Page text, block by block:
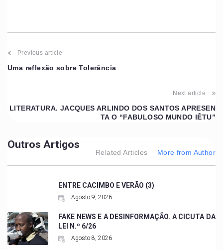
Previous article
Uma reflexão sobre Tolerância
Next article
LITERATURA. JACQUES ARLINDO DOS SANTOS APRESEN
TA O “FABULOSO MUNDO IÊTU”
Outros Artigos
Related Articles More from Author
ENTRE CACIMBO E VERÃO (3)
Agosto 9, 2026
FAKE NEWS E A DESINFORMAÇÃO. A CICUTA DA
LEI N.º 6/26
Agosto 8, 2026